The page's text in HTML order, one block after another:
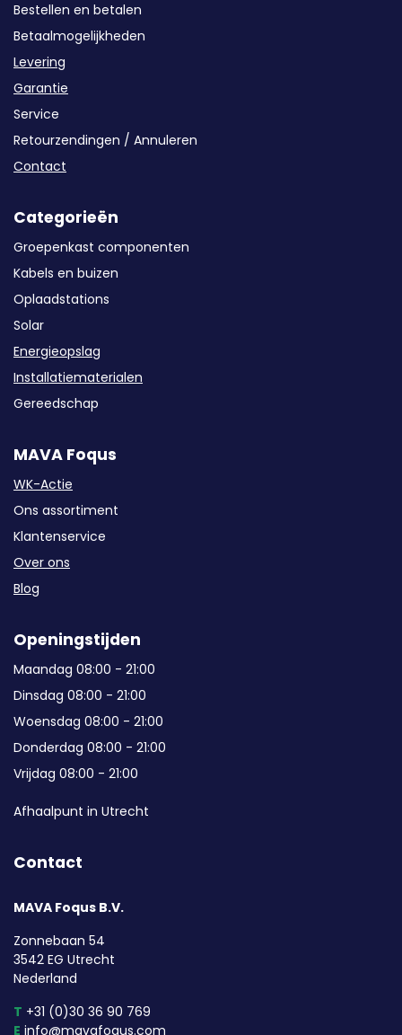
Bestellen en betalen
Betaalmogelijkheden
Levering
Garantie
Service
Retourzendingen / Annuleren
Contact
Categorieën
Groepenkast componenten
Kabels en buizen
Oplaadstations
Solar
Energieopslag
Installatiematerialen
Gereedschap
MAVA Foqus
WK-Actie
Ons assortiment
Klantenservice
Over ons
Blog
Openingstijden
Maandag 08:00 - 21:00
Dinsdag 08:00 - 21:00
Woensdag 08:00 - 21:00
Donderdag 08:00 - 21:00
Vrijdag 08:00 - 21:00
Afhaalpunt in Utrecht
Contact
MAVA Foqus B.V.
Zonnebaan 54
3542 EG Utrecht
Nederland
T +31 (0)30 36 90 769
E info@mavafoqus.com